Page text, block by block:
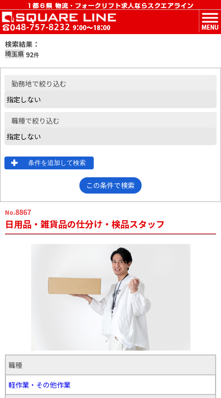
MENU
検索結果：
埼玉県 92件
勤務地で絞り込む
職種で絞り込む
条件を追加して検索
この条件で検索
No.8867
日用品・雑貨品の仕分け・検品スタッフ
職種
軽作業・その他作業